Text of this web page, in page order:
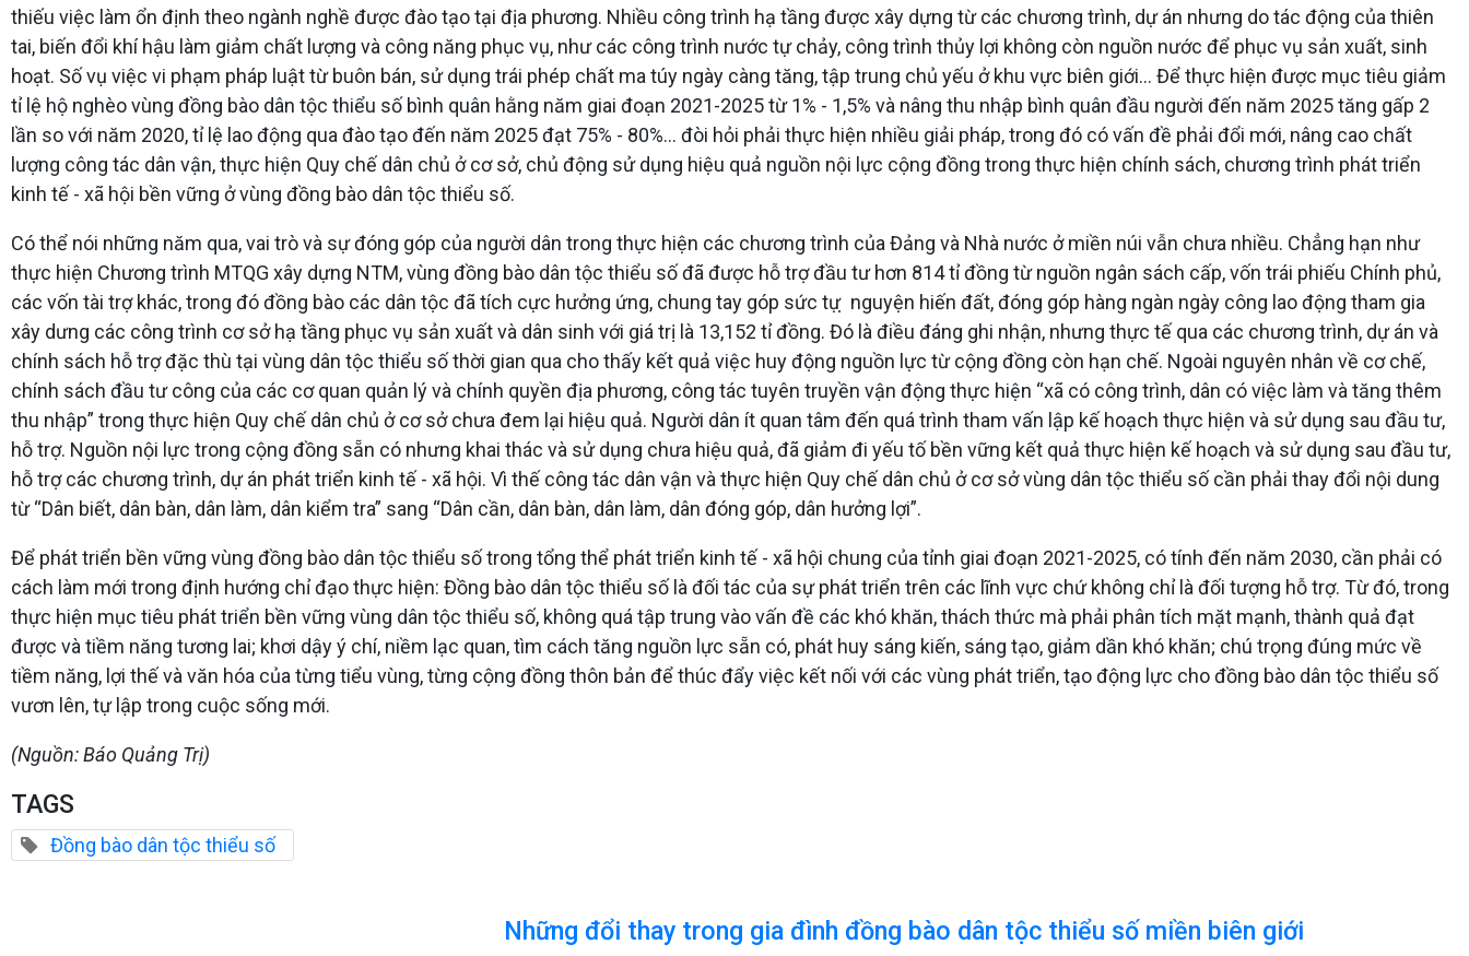
thiếu việc làm ổn định theo ngành nghề được đào tạo tại địa phương. Nhiều công trình hạ tầng được xây dựng từ các chương trình, dự án nhưng do tác động của thiên
tai, biến đổi khí hậu làm giảm chất lượng và công năng phục vụ, như các công trình nước tự chảy, công trình thủy lợi không còn nguồn nước để phục vụ sản xuất, sinh
hoạt. Số vụ việc vi phạm pháp luật từ buôn bán, sử dụng trái phép chất ma túy ngày càng tăng, tập trung chủ yếu ở khu vực biên giới… Để thực hiện được mục tiêu giảm
tỉ lệ hộ nghèo vùng đồng bào dân tộc thiểu số bình quân hằng năm giai đoạn 2021-2025 từ 1% - 1,5% và nâng thu nhập bình quân đầu người đến năm 2025 tăng gấp 2
lần so với năm 2020, tỉ lệ lao động qua đào tạo đến năm 2025 đạt 75% - 80%... đòi hỏi phải thực hiện nhiều giải pháp, trong đó có vấn đề phải đổi mới, nâng cao chất
lượng công tác dân vận, thực hiện Quy chế dân chủ ở cơ sở, chủ động sử dụng hiệu quả nguồn nội lực cộng đồng trong thực hiện chính sách, chương trình phát triển
kinh tế - xã hội bền vững ở vùng đồng bào dân tộc thiểu số.
Có thể nói những năm qua, vai trò và sự đóng góp của người dân trong thực hiện các chương trình của Đảng và Nhà nước ở miền núi vẫn chưa nhiều. Chẳng hạn như
thực hiện Chương trình MTQG xây dựng NTM, vùng đồng bào dân tộc thiểu số đã được hỗ trợ đầu tư hơn 814 tỉ đồng từ nguồn ngân sách cấp, vốn trái phiếu Chính phủ,
các vốn tài trợ khác, trong đó đồng bào các dân tộc đã tích cực hưởng ứng, chung tay góp sức tự ̣ nguyện hiến đất, đóng góp hàng ngàn ngày công lao động tham gia
xây dưng các công trình cơ sở hạ tầng phục vụ sản xuất và dân sinh với giá trị là 13,152 tỉ đồng. Đó là điều đáng ghi nhận, nhưng thực tế qua các chương trình, dự án và
chính sách hỗ trợ đặc thù tại vùng dân tộc thiểu số thời gian qua cho thấy kết quả việc huy động nguồn lực từ cộng đồng còn hạn chế. Ngoài nguyên nhân về cơ chế,
chính sách đầu tư công của các cơ quan quản lý và chính quyền địa phương, công tác tuyên truyền vận động thực hiện “xã có công trình, dân có việc làm và tăng thêm
thu nhập” trong thực hiện Quy chế dân chủ ở cơ sở chưa đem lại hiệu quả. Người dân ít quan tâm đến quá trình tham vấn lập kế hoạch thực hiện và sử dụng sau đầu tư,
hỗ trợ. Nguồn nội lực trong cộng đồng sẵn có nhưng khai thác và sử dụng chưa hiệu quả, đã giảm đi yếu tố bền vững kết quả thực hiện kế hoạch và sử dụng sau đầu tư,
hỗ trợ các chương trình, dự án phát triển kinh tế - xã hội. Vì thế công tác dân vận và thực hiện Quy chế dân chủ ở cơ sở vùng dân tộc thiểu số cần phải thay đổi nội dung
từ “Dân biết, dân bàn, dân làm, dân kiểm tra” sang “Dân cần, dân bàn, dân làm, dân đóng góp, dân hưởng lợi”.
Để phát triển bền vững vùng đồng bào dân tộc thiểu số trong tổng thể phát triển kinh tế - xã hội chung của tỉnh giai đoạn 2021-2025, có tính đến năm 2030, cần phải có
cách làm mới trong định hướng chỉ đạo thực hiện: Đồng bào dân tộc thiểu số là đối tác của sự phát triển trên các lĩnh vực chứ không chỉ là đối tượng hỗ trợ. Từ đó, trong
thực hiện mục tiêu phát triển bền vững vùng dân tộc thiểu số, không quá tập trung vào vấn đề các khó khăn, thách thức mà phải phân tích mặt mạnh, thành quả đạt
được và tiềm năng tương lai; khơi dậy ý chí, niềm lạc quan, tìm cách tăng nguồn lực sẵn có, phát huy sáng kiến, sáng tạo, giảm dần khó khăn; chú trọng đúng mức về
tiềm năng, lợi thế và văn hóa của từng tiểu vùng, từng cộng đồng thôn bản để thúc đẩy việc kết nối với các vùng phát triển, tạo động lực cho đồng bào dân tộc thiểu số
vươn lên, tự lập trong cuộc sống mới.
(Nguồn: Báo Quảng Trị)
TAGS
Đồng bào dân tộc thiểu số
Những đổi thay trong gia đình đồng bào dân tộc thiểu số miền biên giới